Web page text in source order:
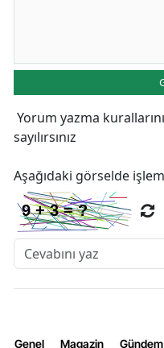
Yorum yazma kurallarını
sayılırsınız
Aşağıdaki görselde
Genel Magazin Gündem